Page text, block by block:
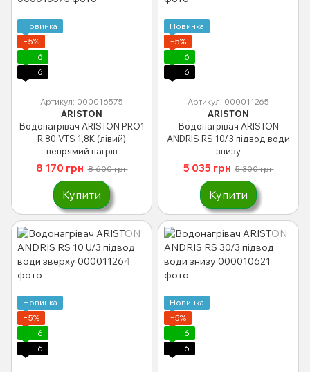
Новинка
−5%
6
6
Артикул: 000016575
ARISTON
Водонагрівач ARISTON PRO1
R 80 VTS 1,8K (лівий)
непрямий нагрiв
8 170 грн 8 600 грн
Купити
Новинка
−5%
6
6
Артикул: 000011265
ARISTON
Водонагрівач ARISTON
ANDRIS RS 10/3 підвод води
знизу
5 035 грн 5 300 грн
Купити
Новинка
−5%
6
6
Новинка
−5%
6
6